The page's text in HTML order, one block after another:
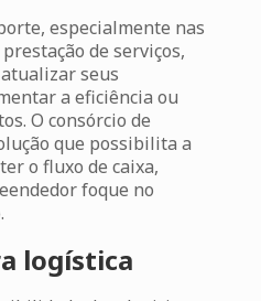
especialmente nas
de serviços,
seus
a eficiência ou
O consórcio de
que possibilita a
o fluxo de caixa,
foque no
logística